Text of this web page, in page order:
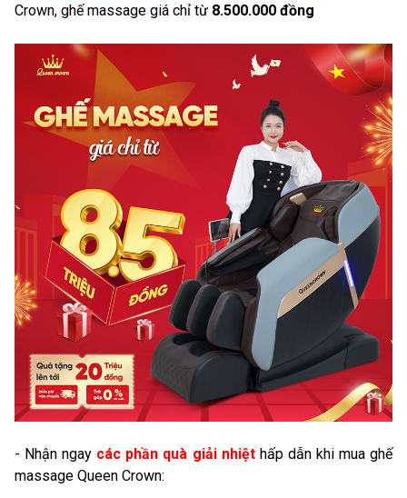
Crown, ghế massage giá chỉ từ 8.500.000 đồng
- Nhận ngay các phần quà giải nhiệthấp dẫn khi mua ghế
massage Queen Crown: